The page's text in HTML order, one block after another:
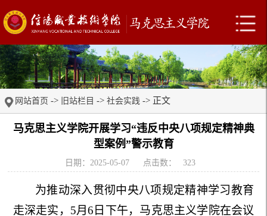
网站首页 -> 旧站栏目 -> 社会实践 -> 正文
马克思主义学院开展学习“违反中央八项规定精神典
型案例”警示教育
日期：2025-05-07 点击数： 323
为推动深入贯彻中央八项规定精神学习教育
走深走实，5月6日下午，马克思主义学院在会议